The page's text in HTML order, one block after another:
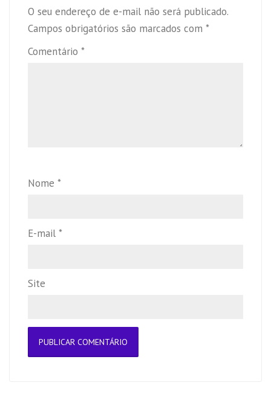
O seu endereço de e-mail não será publicado.
Campos obrigatórios são marcados com *
Comentário *
Nome *
E-mail *
Site